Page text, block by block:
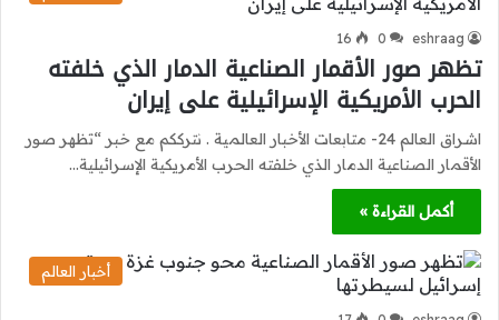
eshraag
0
16
تظهر صور الأقمار الصناعية الدمار الذي خلفته
الحرب الأمريكية الإسرائيلية على إيران
اشراق العالم 24- متابعات الأخبار العالمية . نترككم مع خبر “تظهر صور
الأقمار الصناعية الدمار الذي خلفته الحرب الأمريكية الإسرائيلية…
أكمل القراءة »
أخبار العالم